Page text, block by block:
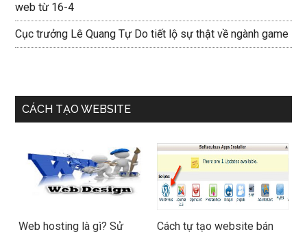
web từ 16-4
Cục trưởng Lê Quang Tự Do tiết lộ sự thật về ngành game
CÁCH TẠO WEBSITE
Web hosting là gì? Sử Cách tự tạo website bán